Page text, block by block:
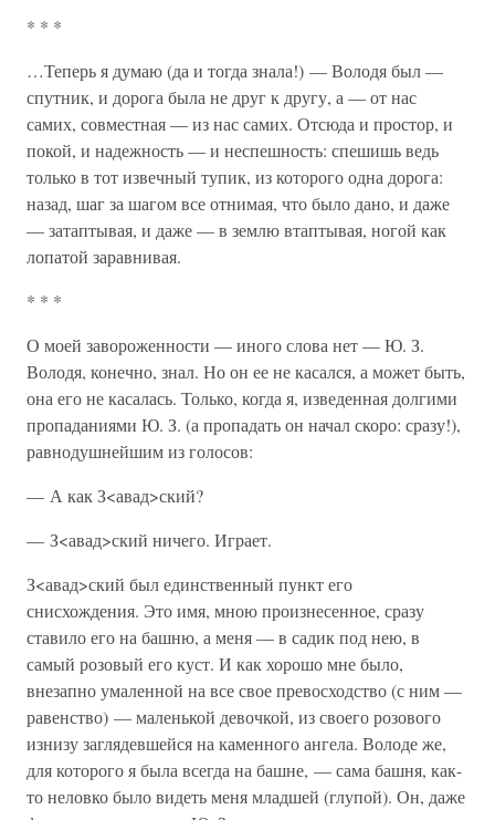
* * *
…Теперь я думаю (да и тогда знала!) — Володя был —
спутник, и дорога была не друг к другу, а — от нас
самих, совместная — из нас самих. Отсюда и простор, и
покой, и надежность — и неспешность: спешишь ведь
только в тот извечный тупик, из которого одна дорога:
назад, шаг за шагом все отнимая, что было дано, и даже
— затаптывая, и даже — в землю втаптывая, ногой как
лопатой заравнивая.
* * *
О моей завороженности — иного слова нет — Ю. З.
Володя, конечно, знал. Но он ее не касался, а может быть,
она его не касалась. Только, когда я, изведенная долгими
пропаданиями Ю. З. (а пропадать он начал скоро: сразу!),
равнодушнейшим из голосов:
— А как З<авад>ский?
— З<авад>ский ничего. Играет.
З<авад>ский был единственный пункт его
снисхождения. Это имя, мною произнесенное, сразу
ставило его на башню, а меня — в садик под нею, в
самый розовый его куст. И как хорошо мне было,
внезапно умаленной на все свое превосходство (с ним —
равенство) — маленькой девочкой, из своего розового
изнизу заглядевшейся на каменного ангела. Володе же,
для которого я была всегда на башне, — сама башня, как-
то неловко было видеть меня младшей (глупой). Он, даже